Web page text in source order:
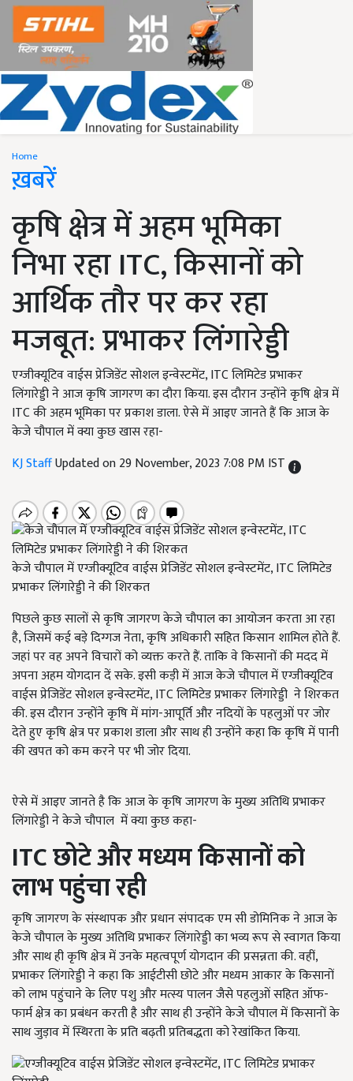
Home
ख़बरें
कृषि क्षेत्र में अहम भूमिका
निभा रहा ITC, किसानों को
आर्थिक तौर पर कर रहा
मजबूत: प्रभाकर लिंगारेड्डी
एग्जीक्यूटिव वाईस प्रेजिडेंट सोशल इन्वेस्टमेंट, ITC लिमिटेड प्रभाकर
लिंगारेड्डी ने आज कृषि जागरण का दौरा किया. इस दौरान उन्होंने कृषि क्षेत्र में
ITC की अहम भूमिका पर प्रकाश डाला. ऐसे में आइए जानते हैं कि आज के
केजे चौपाल में क्या कुछ खास रहा-
KJ StaffUpdated on 29 November, 2023 7:08 PM IST
केजे चौपाल में एग्जीक्यूटिव वाईस प्रेजिडेंट सोशल इन्वेस्टमेंट, ITC लिमिटेड
प्रभाकर लिंगारेड्डी ने की शिरकत
पिछले कुछ सालों से कृषि जागरण केजे चौपाल का आयोजन करता आ रहा
है, जिसमें कई बड़े दिग्गज नेता,कृषि अधिकारी सहित किसान शामिल होते हैं.
जहां पर वह अपने विचारों को व्यक्त करते हैं. ताकि वे किसानों की मदद में
अपना अहम योगदान दें सके. इसी कड़ी में आज केजे चौपाल में एग्जीक्यूटिव
वाईस प्रेजिडेंट सोशल इन्वेस्टमेंट, ITC लिमिटेड प्रभाकर लिंगारेड्डी ने शिरकत
की. इस दौरान उन्होंने कृषि में मांग-आपूर्ति और नदियों के पहलुओं पर जोर
देते हुए कृषि क्षेत्र पर प्रकाश डाला और साथ ही उन्होंने कहा कि कृषि में पानी
की खपत को कम करने पर भी जोर दिया.
ऐसे में आइए जानते है कि आज के कृषि जागरण के मुख्य अतिथि प्रभाकर
लिंगारेड्डी ने केजे चौपाल में क्या कुछ कहा-
ITCछोटे और मध्यम किसानों को
लाभ पहुंचा रही
कृषि जागरण के संस्थापक और प्रधान संपादक एम सी डोमिनिक ने आज के
केजे चौपाल के मुख्य अतिथि प्रभाकर लिंगारेड्डी का भव्य रूप से स्वागत किया
और साथ ही कृषि क्षेत्र में उनके महत्वपूर्ण योगदान की प्रसन्नता की. वहीं,
प्रभाकर लिंगारेड्डी ने कहा कि आईटीसी छोटे और मध्यम आकार के किसानों
को लाभ पहुंचाने के लिए पशु और मत्स्य पालन जैसे पहलुओं सहित ऑफ-
फार्म क्षेत्र का प्रबंधन करती है और साथ ही उन्होंने केजे चौपाल में किसानों के
साथ जुड़ाव में स्थिरता के प्रति बढ़ती प्रतिबद्धता को रेखांकित किया.